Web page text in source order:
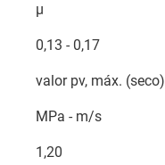
µ
0,13 - 0,17
valor pv, máx. (seco)
MPa - m/s
1,20